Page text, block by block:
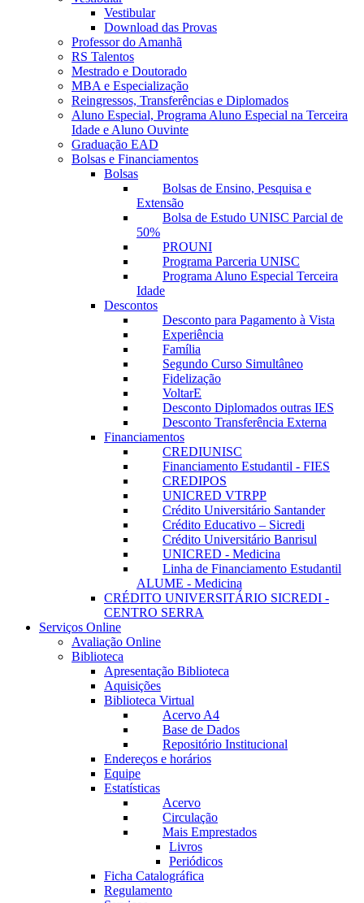
Vestibular
Download das Provas
Professor do Amanhã
RS Talentos
Mestrado e Doutorado
MBA e Especialização
Reingressos, Transferências e Diplomados
Aluno Especial, Programa Aluno Especial na Terceira
Idade e Aluno Ouvinte
Graduação EAD
Bolsas e Financiamentos
Bolsas
Bolsas de Ensino, Pesquisa e
Extensão
Bolsa de Estudo UNISC Parcial de
50%
PROUNI
Programa Parceria UNISC
Programa Aluno Especial Terceira
Idade
Descontos
Desconto para Pagamento à Vista
Experiência
Família
Segundo Curso Simultâneo
Fidelização
VoltarE
Desconto Diplomados outras IES
Desconto Transferência Externa
Financiamentos
CREDIUNISC
Financiamento Estudantil - FIES
CREDIPOS
UNICRED VTRPP
Crédito Universitário Santander
Crédito Educativo – Sicredi
Crédito Universitário Banrisul
UNICRED - Medicina
Linha de Financiamento Estudantil
ALUME - Medicina
CRÉDITO UNIVERSITÁRIO SICREDI -
CENTRO SERRA
Serviços Online
Avaliação Online
Biblioteca
Apresentação Biblioteca
Aquisições
Biblioteca Virtual
Acervo A4
Base de Dados
Repositório Institucional
Endereços e horários
Equipe
Estatísticas
Acervo
Circulação
Mais Emprestados
Livros
Periódicos
Ficha Catalográfica
Regulamento